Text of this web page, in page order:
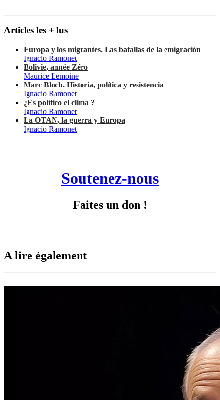
Articles les + lus
Europa y los migrantes. Las batallas de la emigración
Ignacio Ramonet
Bolivie, année Zéro
Maurice Lemoine
Marc Bloch. Historia, política y resistencia
Ignacio Ramonet
¿Es político el clima ?
Ignacio Ramonet
La OTAN, la guerra y Europa
Ignacio Ramonet
Soutenez-nous
Faites un don !
A lire également